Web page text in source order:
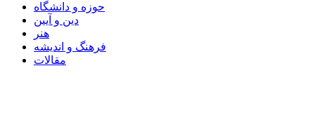
حوزه و دانشگاه
دین و آیین
هنر
فرهنگ و اندیشه
مقالات